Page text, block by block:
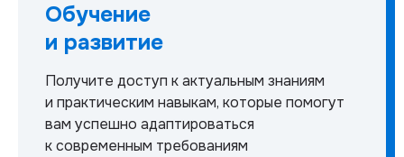
Обучение
и развитие
Получите доступ к актуальным знаниям
и практическим навыкам, которые помогут
вам успешно адаптироваться
к современным требованиям